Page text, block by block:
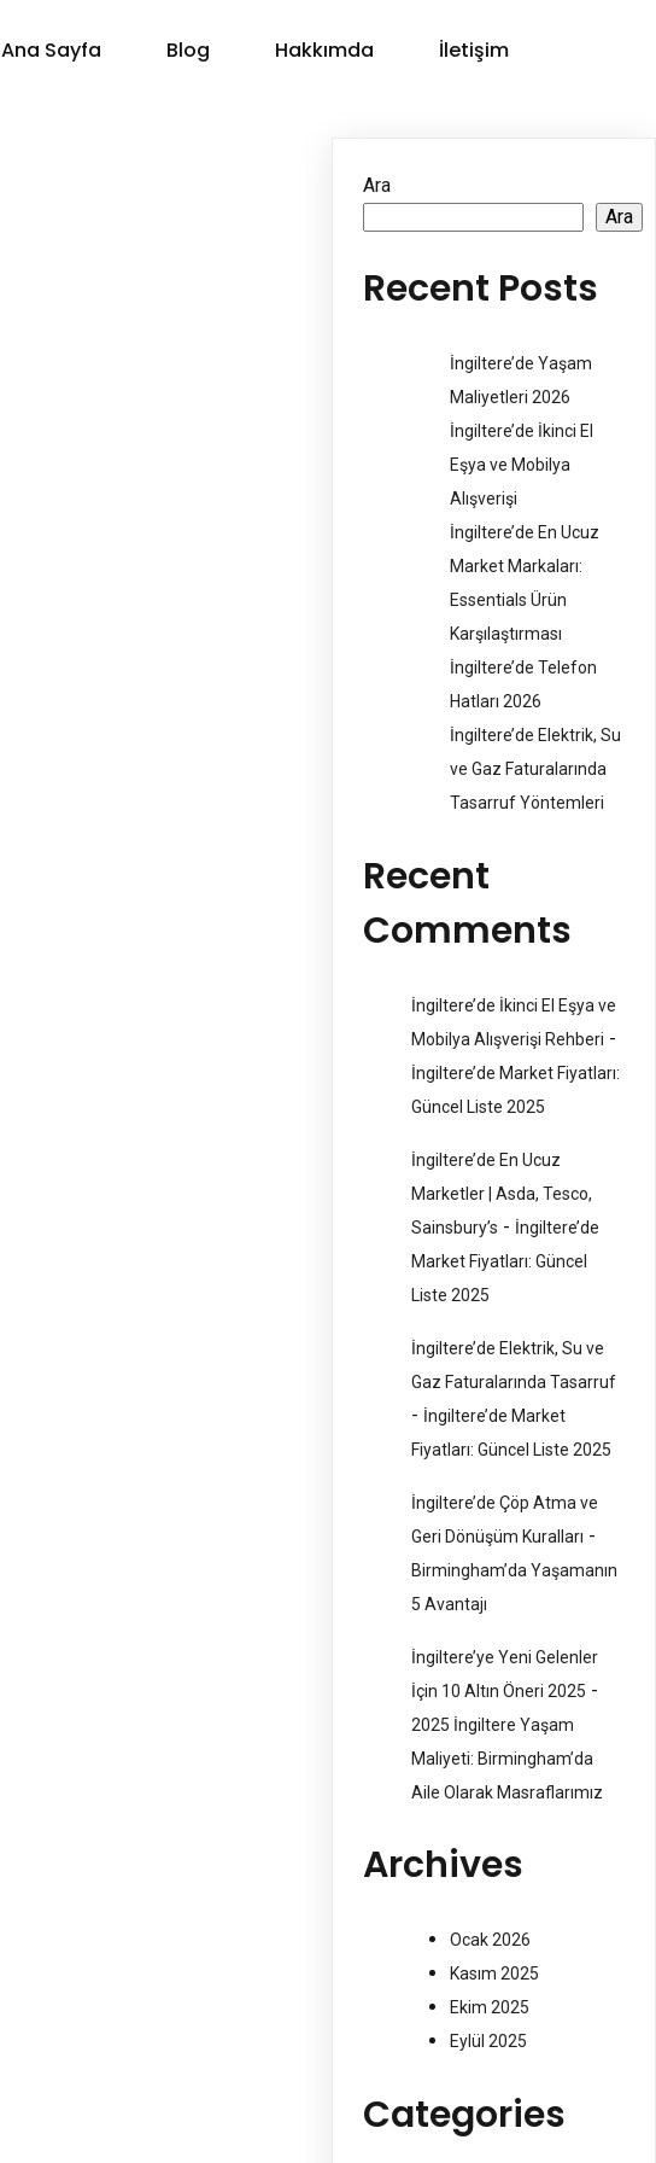
Ana Sayfa Blog Hakkımda İletişim
Ara
Ara
Recent Posts
İngiltere’de Yaşam
Maliyetleri 2026
İngiltere’de İkinci El
Eşya ve Mobilya
Alışverişi
İngiltere’de En Ucuz
Market Markaları:
Essentials Ürün
Karşılaştırması
İngiltere’de Telefon
Hatları 2026
İngiltere’de Elektrik, Su
ve Gaz Faturalarında
Tasarruf Yöntemleri
Recent
Comments
İngiltere’de İkinci El Eşya ve
Mobilya Alışverişi Rehberi -
İngiltere’de Market Fiyatları:
Güncel Liste 2025
İngiltere’de En Ucuz
Marketler | Asda, Tesco,
Sainsbury’s - İngiltere’de
Market Fiyatları: Güncel
Liste 2025
İngiltere’de Elektrik, Su ve
Gaz Faturalarında Tasarruf
- İngiltere’de Market
Fiyatları: Güncel Liste 2025
İngiltere’de Çöp Atma ve
Geri Dönüşüm Kuralları -
Birmingham’da Yaşamanın
5 Avantajı
İngiltere’ye Yeni Gelenler
İçin 10 Altın Öneri 2025 -
2025 İngiltere Yaşam
Maliyeti: Birmingham’da
Aile Olarak Masraflarımız
Archives
Ocak 2026
Kasım 2025
Ekim 2025
Eylül 2025
Categories